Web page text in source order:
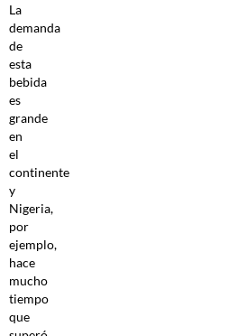
La
demanda
de
esta
bebida
es
grande
en
el
continente
y
Nigeria,
por
ejemplo,
hace
mucho
tiempo
que